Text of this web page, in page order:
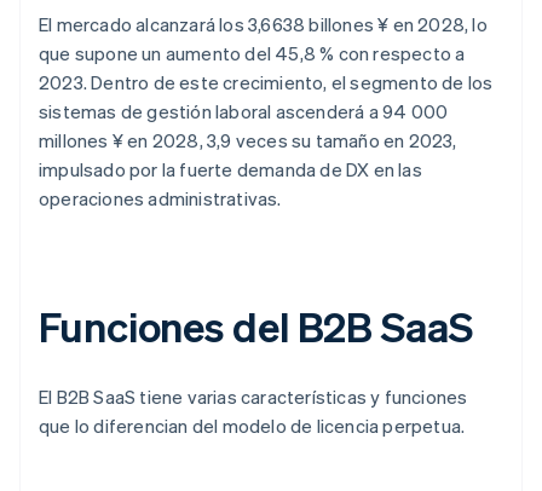
El mercado alcanzará los 3,6638 billones ¥ en 2028, lo
que supone un aumento del 45,8 % con respecto a
2023. Dentro de este crecimiento, el segmento de los
sistemas de gestión laboral ascenderá a 94 000
millones ¥ en 2028, 3,9 veces su tamaño en 2023,
impulsado por la fuerte demanda de DX en las
operaciones administrativas.
Funciones del B2B SaaS
El B2B SaaS tiene varias características y funciones
que lo diferencian del modelo de licencia perpetua.